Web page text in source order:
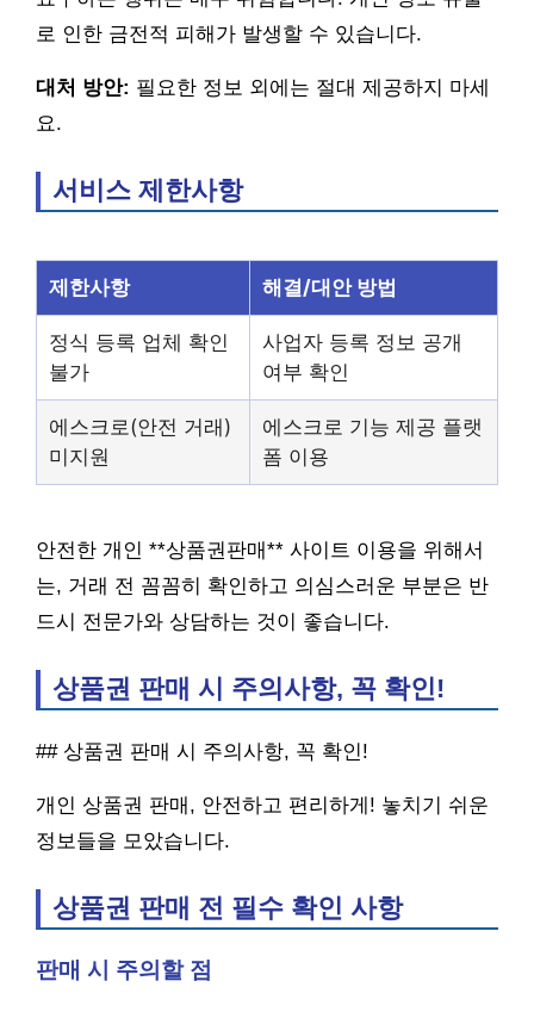
로 인한 금전적 피해가 발생할 수 있습니다.
대처 방안: 필요한 정보 외에는 절대 제공하지 마세
요.
서비스 제한사항
제한사항 해결/대안 방법
정식 등록 업체 확인
불가
사업자 등록 정보 공개
여부 확인
에스크로(안전 거래)
미지원
에스크로 기능 제공 플랫
폼 이용
안전한 개인 **상품권판매** 사이트 이용을 위해서
는, 거래 전 꼼꼼히 확인하고 의심스러운 부분은 반
드시 전문가와 상담하는 것이 좋습니다.
상품권 판매 시 주의사항, 꼭 확인!
## 상품권 판매 시 주의사항, 꼭 확인!
개인 상품권 판매, 안전하고 편리하게! 놓치기 쉬운
정보들을 모았습니다.
상품권 판매 전 필수 확인 사항
판매 시 주의할 점